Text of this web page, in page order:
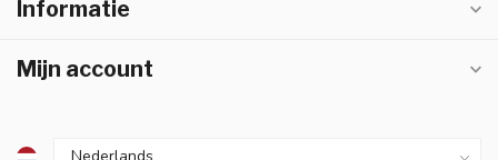
Informatie
Mijn account